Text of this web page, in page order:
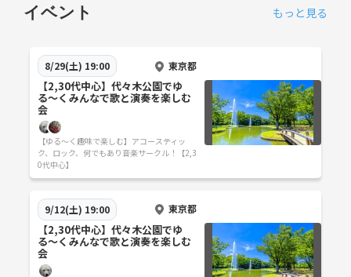
イベント もっと見る
8/29(土) 19:00 東京都
【2,30代中心】代々木公園でゆ
る〜くみんなで歌と演奏を楽しむ
会
【ゆる〜く趣味で楽しむ】アコースティッ
ク、ロック、何でもあり音楽サークル！【2,3
0代中心】
9/12(土) 19:00 東京都
【2,30代中心】代々木公園でゆ
る〜くみんなで歌と演奏を楽しむ
会